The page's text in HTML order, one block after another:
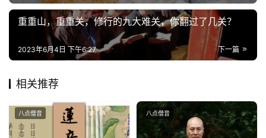
政
策
规
免
声
明
重重山，重重关，修行的九大难关，你翻过了几关？
下一篇
2023年6月4日 下午6:27
相关推荐
八点僧音 八点僧音